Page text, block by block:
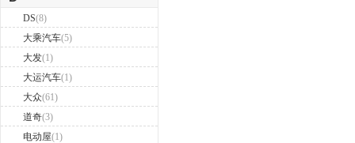
DS(8)
大乘汽车(5)
大发(1)
大运汽车(1)
大众(61)
道奇(3)
电动屋(1)